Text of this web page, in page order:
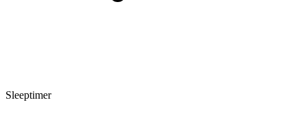
Sleeptimer